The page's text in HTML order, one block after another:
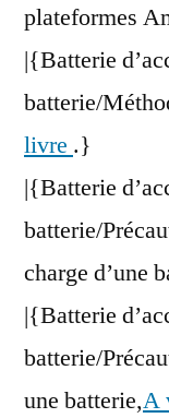
plateformes
|{Batterie
batterie/
livre .}
|{Batterie
batterie/
charge d’une
|{Batterie
batterie/
une batterie,A